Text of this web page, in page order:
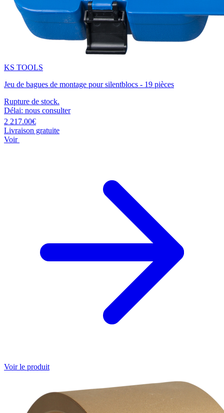
KS TOOLS
Jeu de bagues de montage pour silentblocs - 19 pièces
Rupture de stock.
Délai: nous consulter
2 217.00€
Livraison gratuite
Voir
Voir le produit